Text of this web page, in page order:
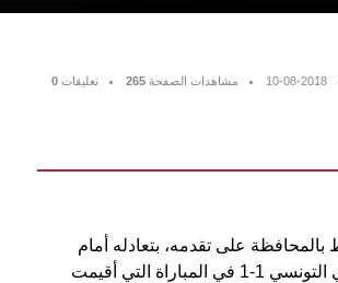
10-08-2018 مشاهدات الصفحة 265 تعليقات 0
على تقدمه، بتعادله أمام
ضيفه الصفاقسي التونسي 1-1 في المباراة التي أقيمت